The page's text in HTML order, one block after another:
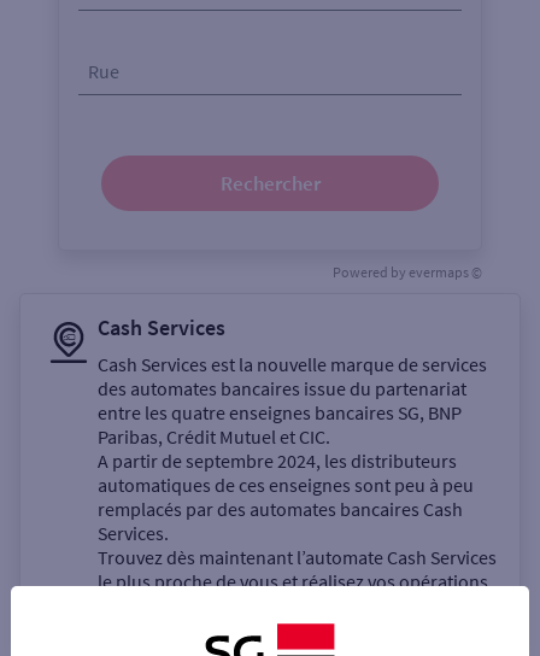
Rue
Rechercher
Powered by evermaps ©
Cash Services
Cash Services est la nouvelle marque de services
des automates bancaires issue du partenariat
entre les quatre enseignes bancaires SG, BNP
Paribas, Crédit Mutuel et CIC.
A partir de septembre 2024, les distributeurs
automatiques de ces enseignes sont peu à peu
remplacés par des automates bancaires Cash
Services.
Trouvez dès maintenant l’automate Cash Services
le plus proche de vous et réalisez vos opérations